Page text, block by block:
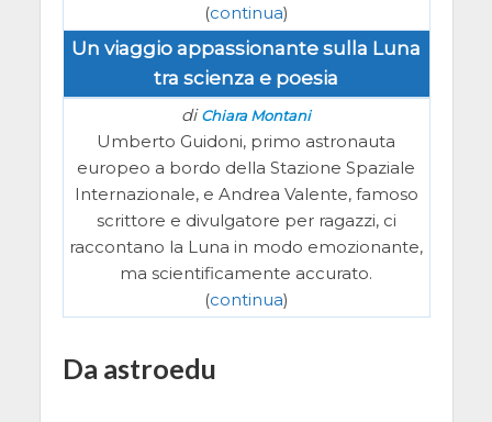
(continua)
Un viaggio appassionante sulla Luna
tra scienza e poesia
diChiara Montani
Umberto Guidoni, primo astronauta
europeo a bordo della Stazione Spaziale
Internazionale, e Andrea Valente, famoso
scrittore e divulgatore per ragazzi, ci
raccontano la Luna in modo emozionante,
ma scientificamente accurato.
(continua)
Da astroedu